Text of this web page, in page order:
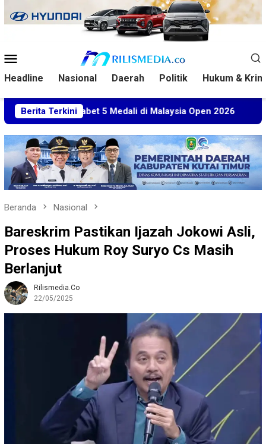
ke
Mobile
Headline Nasional Daerah Politik Hukum &
Berita Terkini
Sabet 5 Medali di Malaysia Open 2026 Kuasa
Beranda Nasional
Bareskrim Pastikan Ijazah Jokowi Asli,
Proses Hukum Roy Suryo Cs Masih
Berlanjut
Rilismedia.co
22/05/2025